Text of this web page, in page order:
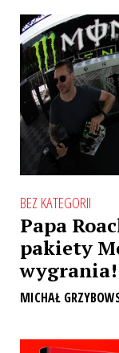
BEZ KATEGORII
Papa
pakiety
wygrania!
MICHAŁ